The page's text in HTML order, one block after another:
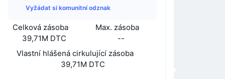
Vyžádat si komunitní odznak
Celková zásoba
39,71M DTC
Max. zásoba
--
Vlastní hlášená cirkulující zásoba
39,71M DTC